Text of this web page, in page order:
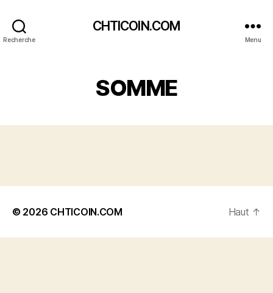
Recherche
CHTICOIN.COM
Menu
SOMME
© 2026 CHTICOIN.COM Haut ↑